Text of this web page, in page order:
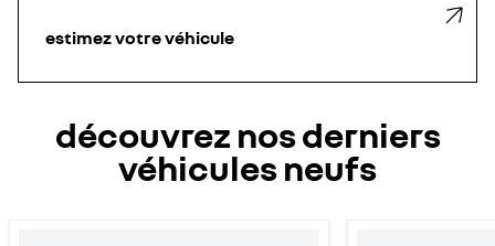
estimez votre véhicule
découvrez nos derniers
véhicules neufs